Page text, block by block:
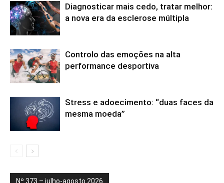
Diagnosticar mais cedo, tratar melhor:
a nova era da esclerose múltipla
Controlo das emoções na alta
performance desportiva
Stress e adoecimento: “duas faces da
mesma moeda”
Nº 373 – julho-agosto 2026